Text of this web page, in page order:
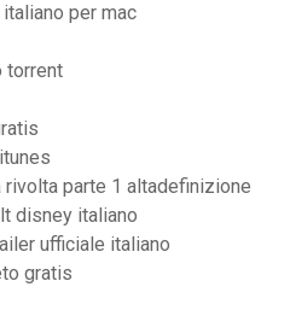
per mac
torrent
rivolta parte 1 altadefinizione
disney italiano
ufficiale italiano
gratis